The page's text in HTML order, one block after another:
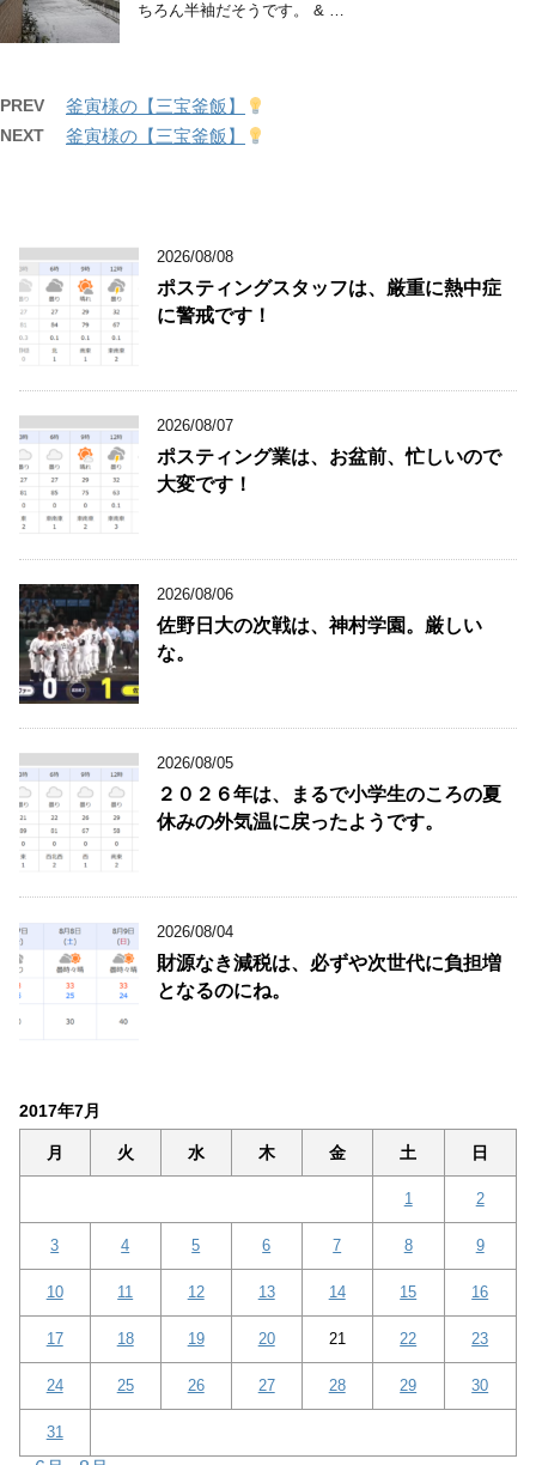
ちろん半袖だそうです。 & …
PREV 釜寅様の【三宝釜飯】
NEXT 釜寅様の【三宝釜飯】
2026/08/08
ポスティングスタッフは、厳重に熱中症
に警戒です！
2026/08/07
ポスティング業は、お盆前、忙しいので
大変です！
2026/08/06
佐野日大の次戦は、神村学園。厳しい
な。
2026/08/05
２０２６年は、まるで小学生のころの夏
休みの外気温に戻ったようです。
2026/08/04
財源なき減税は、必ずや次世代に負担増
となるのにね。
2017年7月
月 火 水 木 金 土 日
1 2
3 4 5 6 7 8 9
10 11 12 13 14 15 16
17 18 19 20 21 22 23
24 25 26 27 28 29 30
31